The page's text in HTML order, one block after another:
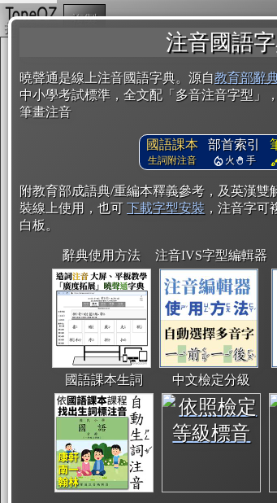
注音國語
曉聲通是線上注音國語字典。源自教育部辭
中小學考試標準，全文配「多音注音字型」
筆畫注音
國語課本
生詞附注音
部首索引
火 手
附教育部成語典/重編本釋義參考，及英漢
裝線上使用，也可 下載字型安裝 ，注音字可
白板。
辭典使用方法 注音IVS字型編輯器
國語課本生詞 中文檢定分級
複製